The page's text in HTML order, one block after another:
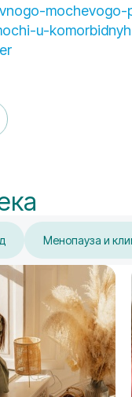
mochevogo-
u-
Менопауза и